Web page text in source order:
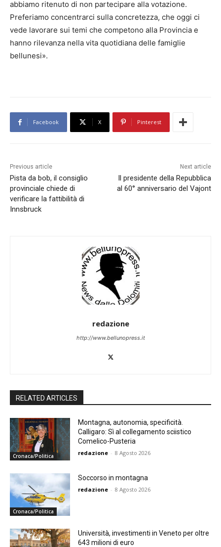
abbiamo ritenuto di non partecipare alla votazione.
Preferiamo concentrarci sulla concretezza, che oggi ci
vede lavorare sui temi che competono alla Provincia e
hanno rilevanza nella vita quotidiana delle famiglie
bellunesi».
Facebook X Pinterest
Previous article
Pista da bob, il consiglio
provinciale chiede di
verificare la fattibilità di
Innsbruck
Next article
Il presidente della Repubblica
al 60° anniversario del Vajont
redazione
http://www.bellunopress.it
RELATED ARTICLES
Cronaca/Politica
Montagna, autonomia, specificità.
Calligaro: Sì al collegamento sciistico
Comelico-Pusteria
redazione - 8 Agosto 2026
Cronaca/Politica
Soccorso in montagna
redazione - 8 Agosto 2026
Università, investimenti in Veneto per oltre
643 milioni di euro